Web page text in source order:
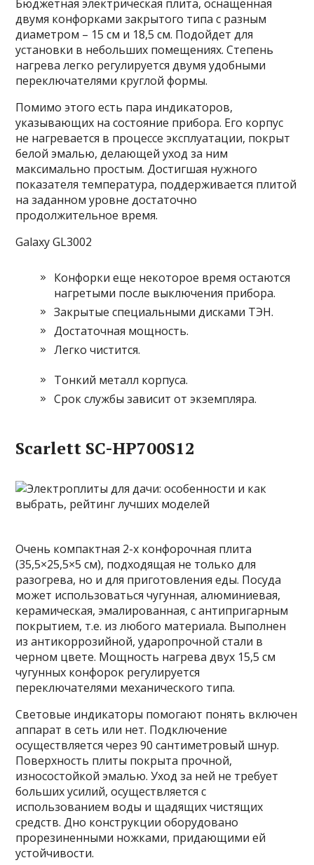
Бюджетная электрическая плита, оснащенная
двумя конфорками закрытого типа с разным
диаметром – 15 см и 18,5 см. Подойдет для
установки в небольших помещениях. Степень
нагрева легко регулируется двумя удобными
переключателями круглой формы.
Помимо этого есть пара индикаторов,
указывающих на состояние прибора. Его корпус
не нагревается в процессе эксплуатации, покрыт
белой эмалью, делающей уход за ним
максимально простым. Достигшая нужного
показателя температура, поддерживается плитой
на заданном уровне достаточно
продолжительное время.
Galaxy GL3002
Конфорки еще некоторое время остаются
нагретыми после выключения прибора.
Закрытые специальными дисками ТЭН.
Достаточная мощность.
Легко чистится.
Тонкий металл корпуса.
Срок службы зависит от экземпляра.
Scarlett SC-HP700S12
Очень компактная 2-х конфорочная плита
(35,5×25,5×5 см), подходящая не только для
разогрева, но и для приготовления еды. Посуда
может использоваться чугунная, алюминиевая,
керамическая, эмалированная, с антипригарным
покрытием, т.е. из любого материала. Выполнен
из антикоррозийной, ударопрочной стали в
черном цвете. Мощность нагрева двух 15,5 см
чугунных конфорок регулируется
переключателями механического типа.
Световые индикаторы помогают понять включен
аппарат в сеть или нет. Подключение
осуществляется через 90 сантиметровый шнур.
Поверхность плиты покрыта прочной,
износостойкой эмалью. Уход за ней не требует
больших усилий, осуществляется с
использованием воды и щадящих чистящих
средств. Дно конструкции оборудовано
прорезиненными ножками, придающими ей
устойчивости.